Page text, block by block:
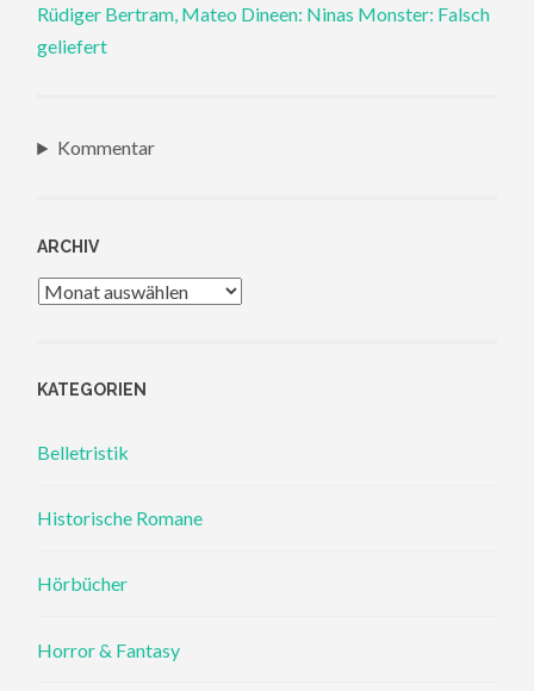
Rüdiger Bertram, Mateo Dineen: Ninas Monster: Falsch
geliefert
Kommentar
ARCHIV
Archiv
KATEGORIEN
Belletristik
Historische Romane
Hörbücher
Horror & Fantasy